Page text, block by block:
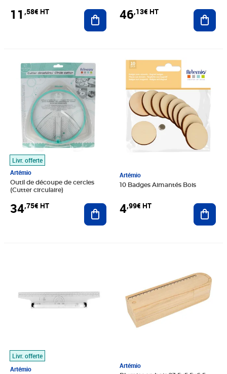
11 ,58€ HT Ajouter au panier
46,13€ HT
Livr. offerte
Artémio
Outil de découpe de cercles
(Cutter circulaire)
34,75€ HT
Prix 34,75€ HT
Ajouter au panier
Artémio
10 Badges Aimantés Bois
4,99€ HT
Prix 4,99€ HT
Livr. offerte
Artémio
Artémio